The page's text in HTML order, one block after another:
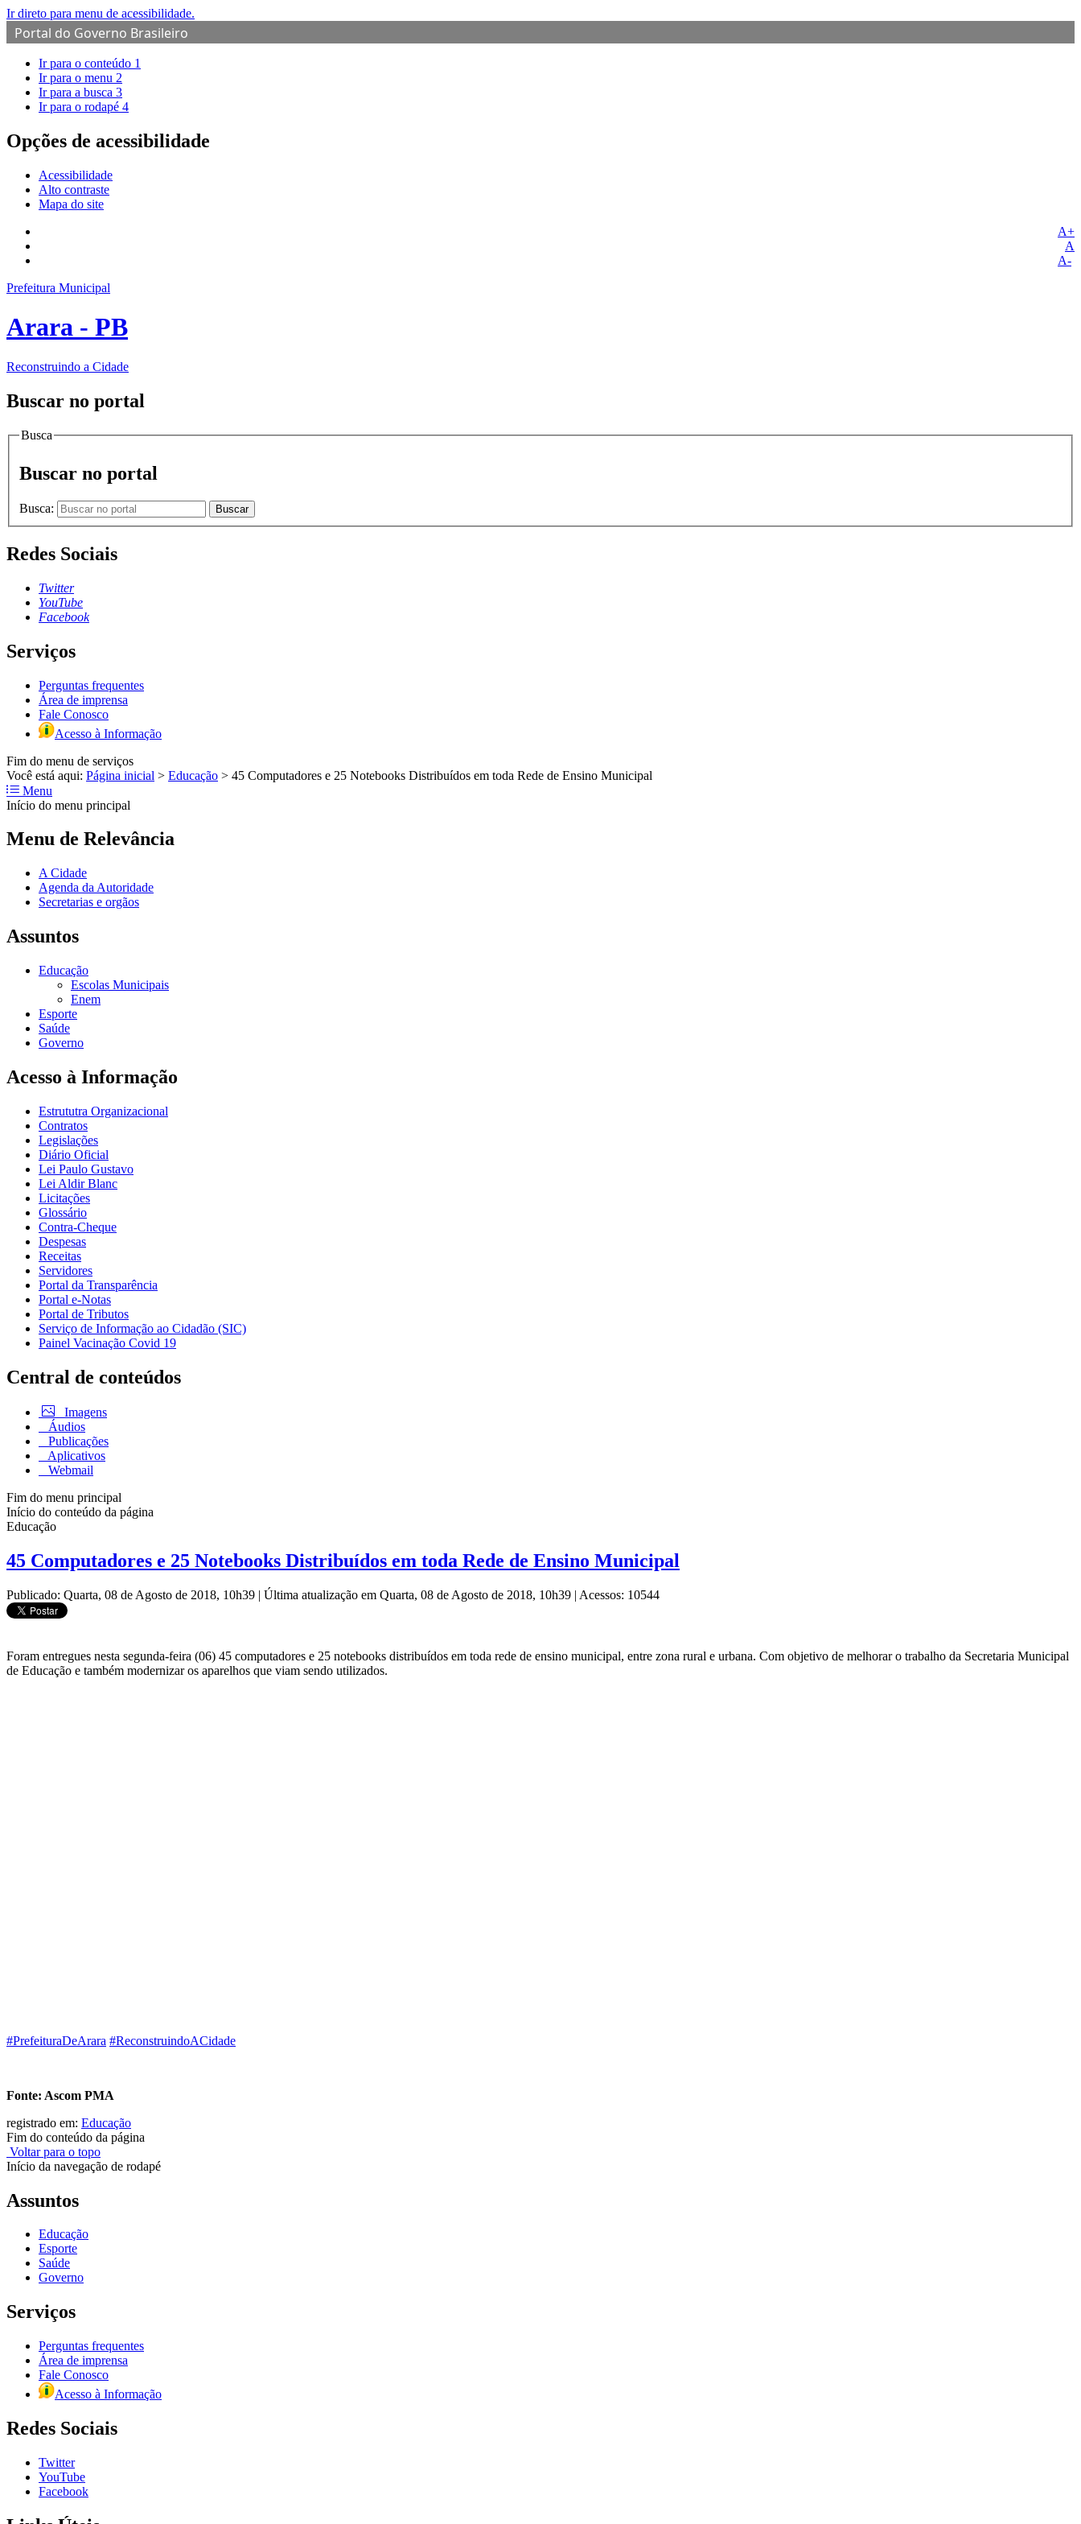
Ir direto para menu de acessibilidade.
Portal do Governo Brasileiro
Ir para o conteúdo 1
Ir para o menu 2
Ir para a busca 3
Ir para o rodapé 4
Opções de acessibilidade
Acessibilidade
Alto contraste
Mapa do site
A+
A
A-
Prefeitura Municipal
Arara - PB
Reconstruindo a Cidade
Buscar no portal
Busca
Buscar no portal
Busca: Buscar
Redes Sociais
Twitter
YouTube
Facebook
Serviços
Perguntas frequentes
Área de imprensa
Fale Conosco
Acesso à Informação
Fim do menu de serviços
Você está aqui: Página inicial > Educação > 45 Computadores e 25 Notebooks Distribuídos em toda Rede de Ensino Municipal
Menu
Início do menu principal
Menu de Relevância
A Cidade
Agenda da Autoridade
Secretarias e orgãos
Assuntos
Educação
Escolas Municipais
Enem
Esporte
Saúde
Governo
Acesso à Informação
Estrututra Organizacional
Contratos
Legislações
Diário Oficial
Lei Paulo Gustavo
Lei Aldir Blanc
Licitações
Glossário
Contra-Cheque
Despesas
Receitas
Servidores
Portal da Transparência
Portal e-Notas
Portal de Tributos
Serviço de Informação ao Cidadão (SIC)
Painel Vacinação Covid 19
Central de conteúdos
Imagens
Áudios
Publicações
Aplicativos
Webmail
Fim do menu principal
Início do conteúdo da página
Educação
45 Computadores e 25 Notebooks Distribuídos em toda Rede de Ensino Municipal
Publicado: Quarta, 08 de Agosto de 2018, 10h39 | Última atualização em Quarta, 08 de Agosto de 2018, 10h39 | Acessos: 10544
Foram entregues nesta segunda-feira (06) 45 computadores e 25 notebooks distribuídos em toda rede de ensino municipal, entre zona rural e urbana. Com objetivo de melhorar o trabalho da Secretaria Municipal
de Educação e também modernizar os aparelhos que viam sendo utilizados.
#PrefeituraDeArara #ReconstruindoACidade
Fonte: Ascom PMA
registrado em: Educação
Fim do conteúdo da página
Voltar para o topo
Início da navegação de rodapé
Assuntos
Educação
Esporte
Saúde
Governo
Serviços
Perguntas frequentes
Área de imprensa
Fale Conosco
Acesso à Informação
Redes Sociais
Twitter
YouTube
Facebook